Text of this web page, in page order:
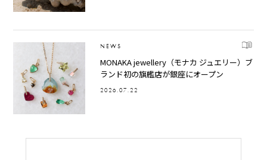
NEWS
MONAKA jewellery（モナカ ジュエリー）ブ
ランド初の旗艦店が銀座にオープン
2026.07.22